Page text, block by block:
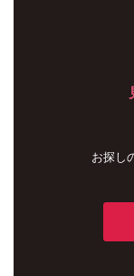
お探し